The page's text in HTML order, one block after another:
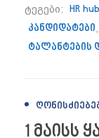
ტეგები: HR hub
კანდიდატები,
ტალანტების
1 მაისს